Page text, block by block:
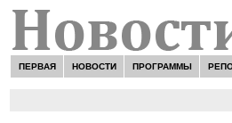
ПЕРВАЯ НОВОСТИ ПРОГРАММЫ